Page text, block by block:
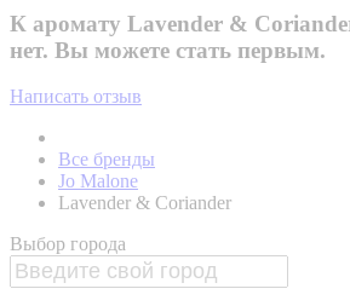
К аромату Lavender &
нет. Вы можете стать первым.
Написать отзыв
Все бренды
Jo Malone
Lavender & Coriander
Выбор города